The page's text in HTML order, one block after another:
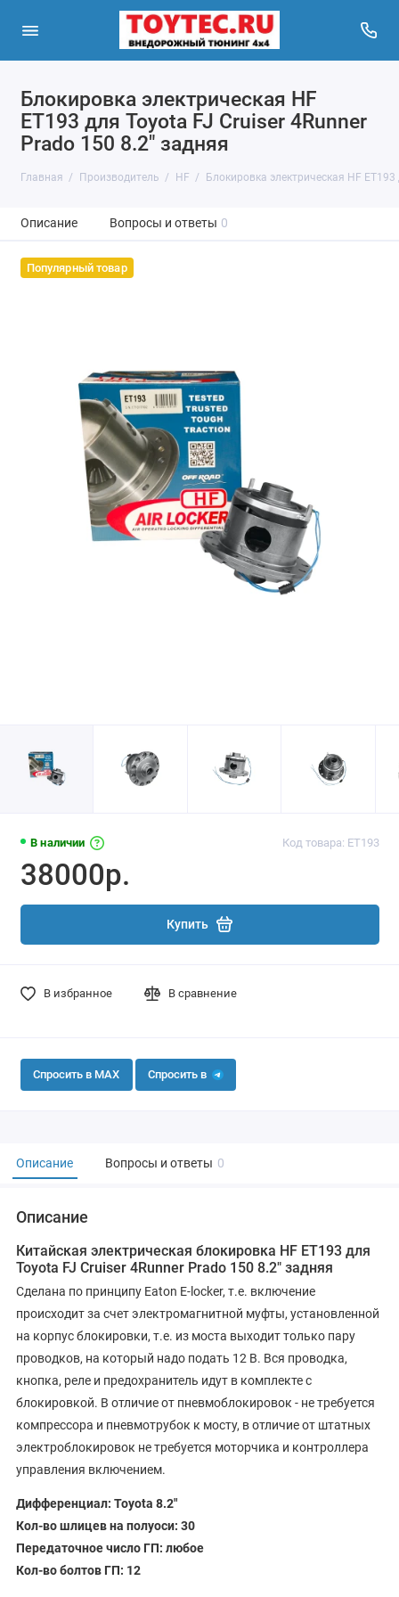
Блокировка электрическая HF
ET193 для Toyota FJ Cruiser 4Runner
Prado 150 8.2" задняя
Главная Производитель HF Блокировка электрическая HF
Описание Вопросы и ответы 0
Популярный товар
В наличии Код товара: ET193
38000р.
Купить
В избранное В сравнение
Спросить в MAX Спросить в
Описание Вопросы и ответы 0
Описание
Китайская электрическая блокировка HF ET193 для
Toyota FJ Cruiser 4Runner Prado 150 8.2" задняя
Сделана по принципу Eaton E-locker, т.е. включение
происходит за счет электромагнитной муфты, установленной
на корпус блокировки, т.е. из моста выходит только пару
проводков, на который надо подать 12 В. Вся проводка,
кнопка, реле и предохранитель идут в комплекте с
блокировкой. В отличие от пневмоблокировок - не требуется
компрессора и пневмотрубок к мосту, в отличие от штатных
электроблокировок не требуется моторчика и контроллера
управления включением.
Дифференциал: Toyota 8.2"
Кол-во шлицев на полуоси: 30
Передаточное число ГП: любое
Кол-во болтов ГП: 12